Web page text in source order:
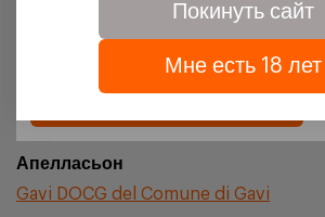
Регион происхождения
Апелласьон
Gavi DOCG del Comune di Gavi
Подробности можно узнать в нашей
обработки персональных данных
Подтверждаю
Покинуть сайт
Мне есть 18 лет